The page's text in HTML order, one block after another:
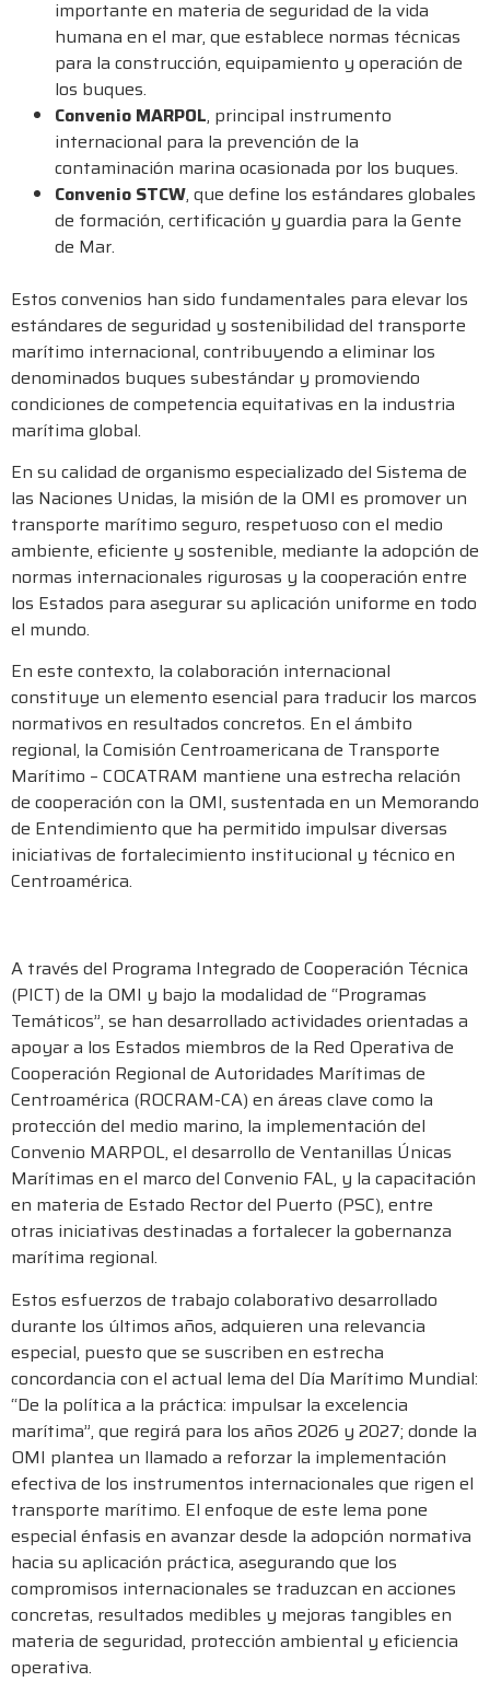
importante en materia de seguridad de la vida
humana en el mar, que establece normas técnicas
para la construcción, equipamiento y operación de
los buques.
Convenio MARPOL, principal instrumento
internacional para la prevención de la
contaminación marina ocasionada por los buques.
Convenio STCW, que define los estándares globales
de formación, certificación y guardia para la Gente
de Mar.
Estos convenios han sido fundamentales para elevar los
estándares de seguridad y sostenibilidad del transporte
marítimo internacional, contribuyendo a eliminar los
denominados buques subestándar y promoviendo
condiciones de competencia equitativas en la industria
marítima global.
En su calidad de organismo especializado del Sistema de
las Naciones Unidas, la misión de la OMI es promover un
transporte marítimo seguro, respetuoso con el medio
ambiente, eficiente y sostenible, mediante la adopción de
normas internacionales rigurosas y la cooperación entre
los Estados para asegurar su aplicación uniforme en todo
el mundo.
En este contexto, la colaboración internacional
constituye un elemento esencial para traducir los marcos
normativos en resultados concretos. En el ámbito
regional, la Comisión Centroamericana de Transporte
Marítimo – COCATRAM mantiene una estrecha relación
de cooperación con la OMI, sustentada en un Memorando
de Entendimiento que ha permitido impulsar diversas
iniciativas de fortalecimiento institucional y técnico en
Centroamérica.
A través del Programa Integrado de Cooperación Técnica
(PICT) de la OMI y bajo la modalidad de “Programas
Temáticos”, se han desarrollado actividades orientadas a
apoyar a los Estados miembros de la Red Operativa de
Cooperación Regional de Autoridades Marítimas de
Centroamérica (ROCRAM-CA) en áreas clave como la
protección del medio marino, la implementación del
Convenio MARPOL, el desarrollo de Ventanillas Únicas
Marítimas en el marco del Convenio FAL, y la capacitación
en materia de Estado Rector del Puerto (PSC), entre
otras iniciativas destinadas a fortalecer la gobernanza
marítima regional.
Estos esfuerzos de trabajo colaborativo desarrollado
durante los últimos años, adquieren una relevancia
especial, puesto que se suscriben en estrecha
concordancia con el actual lema del Día Marítimo Mundial:
“De la política a la práctica: impulsar la excelencia
marítima”, que regirá para los años 2026 y 2027; donde la
OMI plantea un llamado a reforzar la implementación
efectiva de los instrumentos internacionales que rigen el
transporte marítimo. El enfoque de este lema pone
especial énfasis en avanzar desde la adopción normativa
hacia su aplicación práctica, asegurando que los
compromisos internacionales se traduzcan en acciones
concretas, resultados medibles y mejoras tangibles en
materia de seguridad, protección ambiental y eficiencia
operativa.